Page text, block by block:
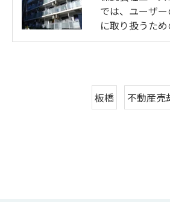
では、ユーザ
に取り扱うた
板橋 不動産売